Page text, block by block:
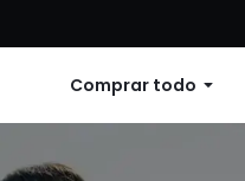
Comprar todo